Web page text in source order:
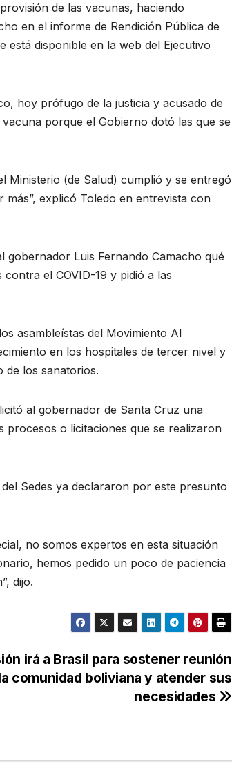
de las vacunas, haciendo
en el informe de Rendición Pública de
está disponible en la web del Ejecutivo
hoy prófugo de la justicia y acusado de
porque el Gobierno dotó las que se
Ministerio (de Salud) cumplió y se entregó
explicó Toledo en entrevista con
Luis Fernando Camacho qué
el COVID-19 y pidió a las
asambleístas del Movimiento Al
en los hospitales de tercer nivel y
de los sanatorios.
al gobernador de Santa Cruz una
procesos o licitaciones que se realizaron
Sedes ya declararon por este presunto
no somos expertos en esta situación
hemos pedido un poco de paciencia
dijo.
irá a Brasil para sostener reunión
comunidad boliviana y atender sus
necesidades